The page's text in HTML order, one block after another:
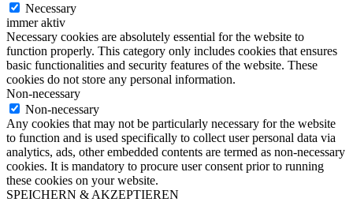
Necessary
immer aktiv
Necessary cookies are absolutely essential for the website to
function properly. This category only includes cookies that ensures
basic functionalities and security features of the website. These
cookies do not store any personal information.
Non-necessary
Non-necessary
Any cookies that may not be particularly necessary for the website
to function and is used specifically to collect user personal data via
analytics, ads, other embedded contents are termed as non-necessary
cookies. It is mandatory to procure user consent prior to running
these cookies on your website.
SPEICHERN & AKZEPTIEREN